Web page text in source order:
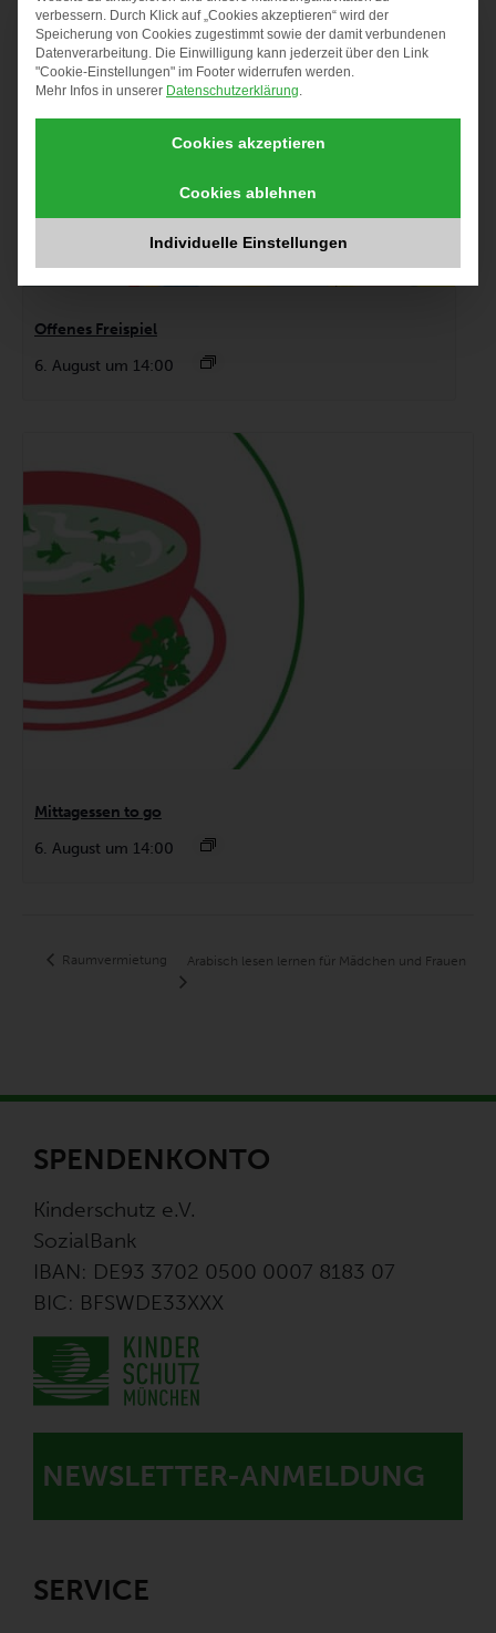
Offenes Freispiel
6. August um 14:00
Mittagessen to go
6. August um 14:00
Raumvermietung Arabisch lesen lernen für Mädchen und Frauen
SPENDENKONTO
Kinderschutz e.V.
SozialBank
IBAN: DE93 3702 0500 0007 8183 07
BIC: BFSWDE33XXX
NEWSLETTER-ANMELDUNG
SERVICE
verbessern. Durch Klick auf „Cookies akzeptieren“ wird der
Speicherung von Cookies zugestimmt sowie der damit verbundenen
Datenverarbeitung. Die Einwilligung kann jederzeit über den Link
"Cookie-Einstellungen" im Footer widerrufen werden.
Mehr Infos in unserer Datenschutzerklärung
Cookies akzeptieren
Cookies ablehnen
Individuelle Einstellungen